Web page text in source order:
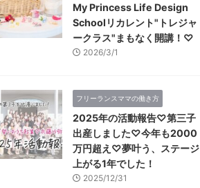
My Princess Life Design
Schoolリカレント"トレジャ
ークラス"まもなく開講！♡
2026/3/1
フリーランスママの働き方
2025年の活動報告♡第三子
出産しました♡今年も2000
万円超え♡夢叶う、ステージ
上がる1年でした！
2025/12/31